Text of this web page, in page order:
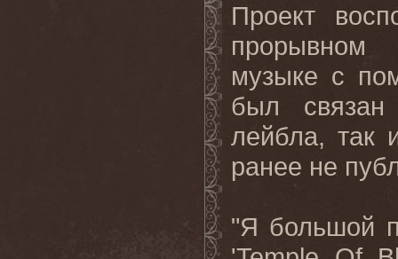
Проект
прорывном
музыке с
был связан
лейбла, так
ранее не
"Я большой